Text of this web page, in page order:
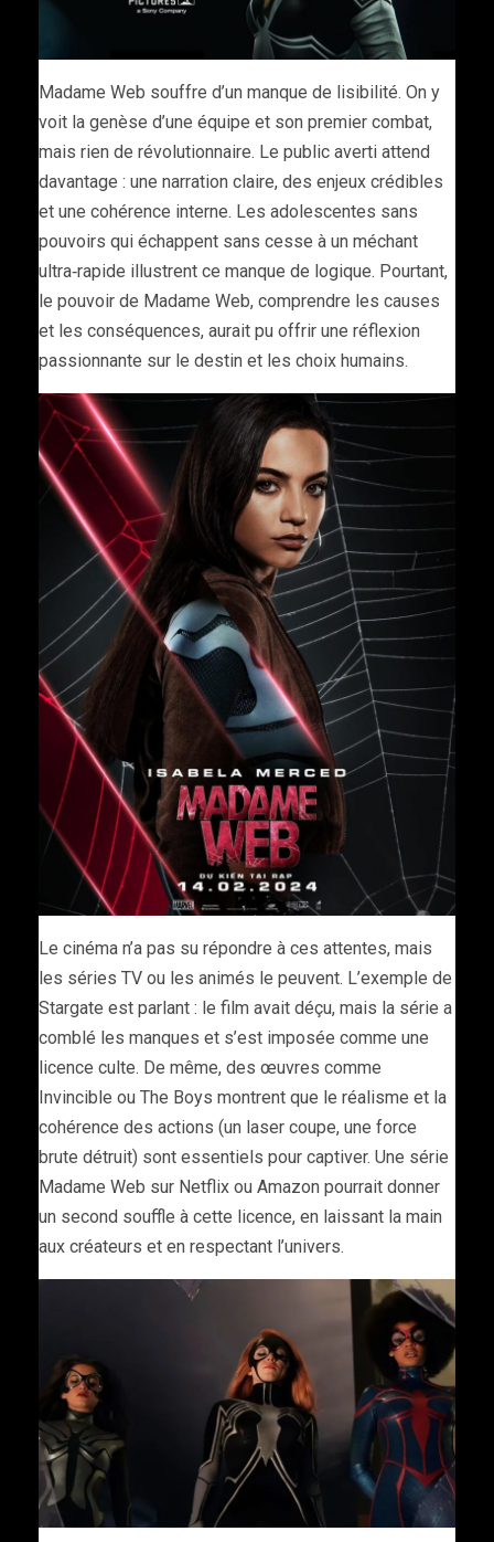
Madame Web souffre d’un manque de lisibilité. On y
voit la genèse d’une équipe et son premier combat,
mais rien de révolutionnaire. Le public averti attend
davantage : une narration claire, des enjeux crédibles
et une cohérence interne. Les adolescentes sans
pouvoirs qui échappent sans cesse à un méchant
ultra‑rapide illustrent ce manque de logique. Pourtant,
le pouvoir de Madame Web, comprendre les causes
et les conséquences, aurait pu offrir une réflexion
passionnante sur le destin et les choix humains.
Le cinéma n’a pas su répondre à ces attentes, mais
les séries TV ou les animés le peuvent. L’exemple de
Stargate est parlant : le film avait déçu, mais la série a
comblé les manques et s’est imposée comme une
licence culte. De même, des œuvres comme
Invincible ou The Boys montrent que le réalisme et la
cohérence des actions (un laser coupe, une force
brute détruit) sont essentiels pour captiver. Une série
Madame Web sur Netflix ou Amazon pourrait donner
un second souffle à cette licence, en laissant la main
aux créateurs et en respectant l’univers.